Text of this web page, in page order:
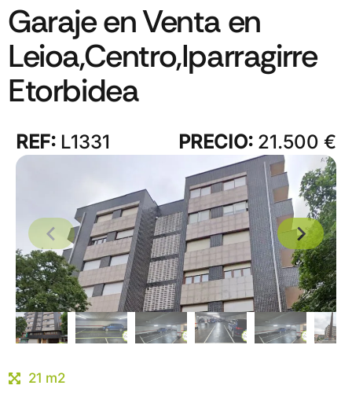
Garaje en Venta en
Leioa,Centro,Iparragirre
Etorbidea
REF: L1331 PRECIO: 21.500 €
21 m2